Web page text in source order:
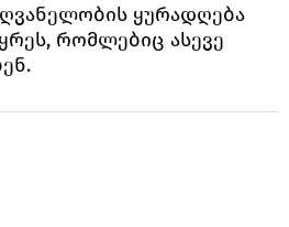
ყურადღება
რომლებიც ასევე